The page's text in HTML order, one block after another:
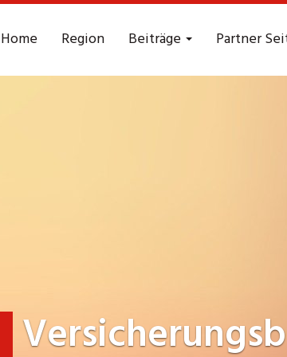
Home Region Beiträge Partner